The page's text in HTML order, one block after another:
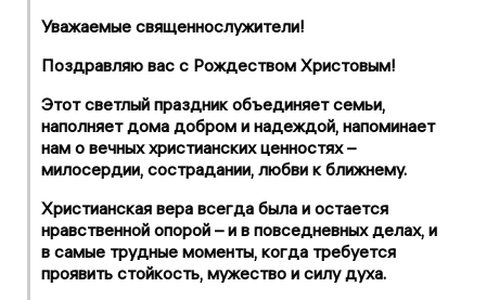
Уважаемые священнослужители!
Поздравляю вас с Рождеством Христовым!
Этот светлый праздник объединяет семьи,
наполняет дома добром и надеждой, напоминает
нам о вечных христианских ценностях –
милосердии, сострадании, любви к ближнему.
Христианская вера всегда была и остается
нравственной опорой – и в повседневных делах, и
в самые трудные моменты, когда требуется
проявить стойкость, мужество и силу духа.